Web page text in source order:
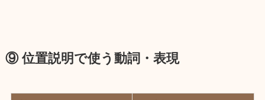
⑨ 位置説明で使う動詞・表現